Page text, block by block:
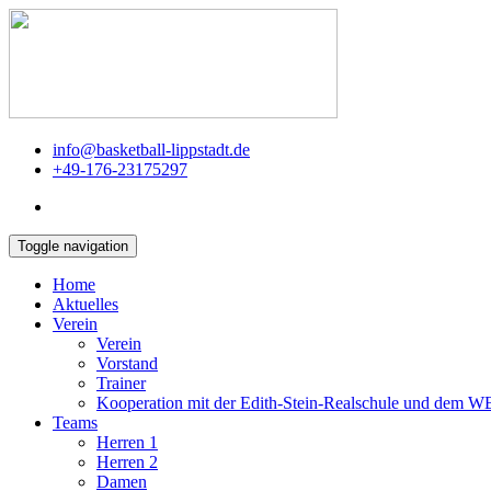
info@basketball-lippstadt.de
+49-176-23175297
Toggle navigation
Home
Aktuelles
Verein
Verein
Vorstand
Trainer
Kooperation mit der Edith-Stein-Realschule und dem
Teams
Herren 1
Herren 2
Damen